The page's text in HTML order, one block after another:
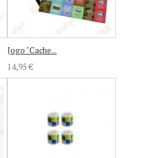
Jogo "Cache...
14,95 €